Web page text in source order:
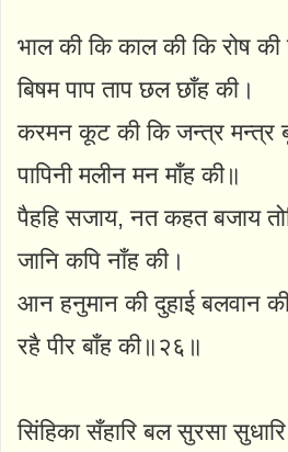
भाल की कि काल की कि रोष की
बिषम पाप ताप छल छाँह की।
करमन कूट की कि जन्त्र मन्त्र
पापिनी मलीन मन माँह की॥
पैहहि सजाय, नत कहत बजाय
जानि कपि नाँह की।
आन हनुमान की दुहाई बलवान
रहै पीर बाँह की॥२६॥
सिंहिका सँहारि बल सुरसा